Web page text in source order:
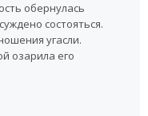
обернулась
состояться.
угасли.
озарила его